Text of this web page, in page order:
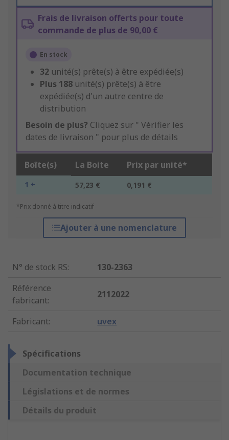
Frais de livraison offerts pour toute
commande de plus de 90,00 €
En stock
32 unité(s) prête(s) à être expédiée(s)
Plus 188 unité(s) prête(s) à être
expédiée(s) d'un autre centre de
distribution
Besoin de plus? Cliquez sur " Vérifier les
dates de livraison " pour plus de détails
Boîte(s) La Boite Prix par unité*
1 + 57,23 € 0,191 €
*Prix donné à titre indicatif
Ajouter à une nomenclature
N° de stock RS:
130-2363
Référence
fabricant:
2112022
Fabricant: uvex
Spécifications
Documentation technique
Législations et de normes
Détails du produit